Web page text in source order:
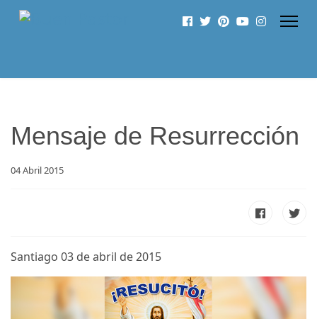
Mensaje de Resurrección
04 Abril 2015
Santiago 03 de abril de 2015